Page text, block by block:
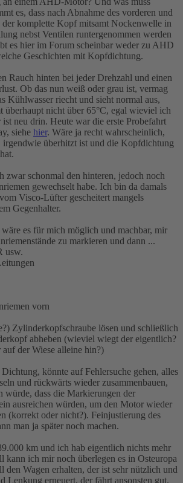
es, dass nach Abnahme des vorderen und
der komplette Kopf mitsamt Nockenwelle in
nebst Ventilen runtergenommen werden
es hier im Forum scheinbar weder zu AHD
Geschichten mit Kopfdichtung.
Rauch hinten bei jeder Drehzahl und einen
Ob das nun weiß oder grau ist, vermag
Kühlwasser riecht und sieht normal aus,
überhaupt nicht über 65°C, egal wieviel ich
neu drin. Heute war die erste Probefahrt
siehe hier. Wäre ja recht wahrscheinlich,
irgendwie überhitzt ist und die Kopfdichtung
zwar schonmal den hinteren, jedoch noch
gewechselt habe. Ich bin da damals
Visco-Lüfter gescheitert mangels
Gegenhalter.
es für mich möglich und machbar, mir
zu markieren und dann ...
usw.
vorn
Zylinderkopfschraube lösen und schließlich
abheben (wieviel wiegt der eigentlich?
der Wiese alleine hin?)
könnte auf Fehlersuche gehen, alles
und rückwärts wieder zusammenbauen,
würde, dass die Markierungen der
ausreichen würden, um den Motor wieder
(korrekt oder nicht?). Feinjustierung des
man ja später noch machen.
km und ich hab eigentlich nichts mehr
kann ich mir noch überlegen es in Osteuropa
den Wagen erhalten, der ist sehr nützlich und
Lenkung erneuert, der fährt ansonsten gut.